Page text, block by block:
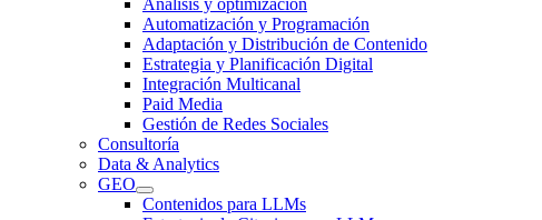
Análisis y optimización
Automatización y Programación
Adaptación y Distribución de Contenido
Estrategia y Planificación Digital
Integración Multicanal
Paid Media
Gestión de Redes Sociales
Consultoría
Data & Analytics
GEO
Contenidos para LLMs